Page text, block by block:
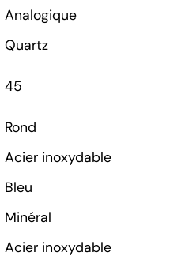
Analogique
Quartz
45
Rond
Acier inoxydable
Bleu
Minéral
Acier inoxydable